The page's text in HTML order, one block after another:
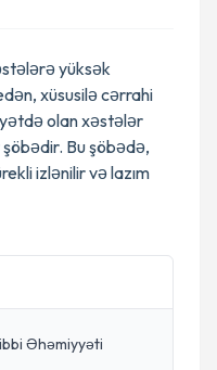
yüksək
xüsusilə cərrahi
olan xəstələr
Bu şöbədə,
izlənilir və lazım
Əhəmiyyəti